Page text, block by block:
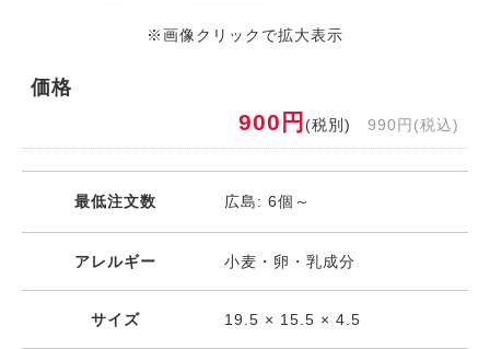
※画像クリックで拡大表示
価格
900円 (税別) 990円(税込)
最低注文数 広島: 6個～
アレルギー 小麦・卵・乳成分
サイズ 19.5 × 15.5 × 4.5